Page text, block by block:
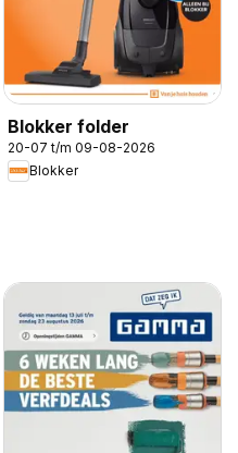
Blokker folder
20-07 t/m 09-08-2026
Blokker